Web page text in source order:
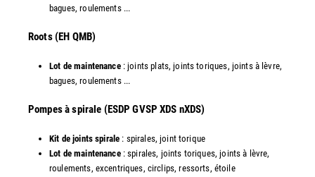
bagues, roulements ...
Roots (EH QMB)
Lot de maintenance : joints plats, joints toriques, joints à lèvre,
bagues, roulements ...
​Pompes à spirale (ESDP GVSP XDS nXDS)
Kit de joints spirale : spirales, joint torique
Lot de maintenance: spirales, joints toriques, joints à lèvre,
roulements, excentriques, circlips, ressorts, étoile